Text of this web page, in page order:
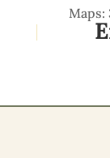
Maps: